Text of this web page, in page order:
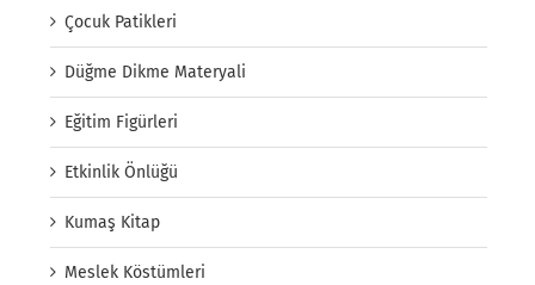
Çocuk Patikleri
Düğme Dikme Materyali
Eğitim Figürleri
Etkinlik Önlüğü
Kumaş Kitap
Meslek Köstümleri